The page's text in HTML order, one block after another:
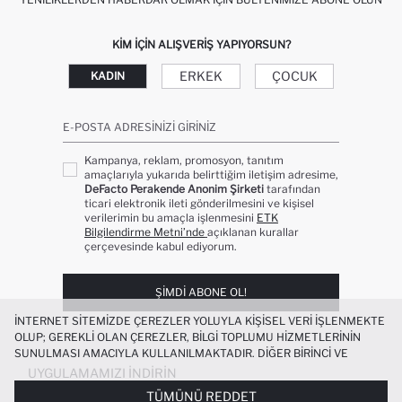
KIM IÇIN ALIŞVERIŞ YAPIYORSUN?
KADIN ERKEK ÇOCUK
E-POSTA ADRESINIZI GIRINIZ
Kampanya, reklam, promosyon, tanıtım
amaçlarıyla yukarıda belirttiğim iletişim adresime,
DeFacto Perakende Anonim Şirketi tarafından
ticari elektronik ileti gönderilmesini ve kişisel
verilerimin bu amaçla işlenmesini ETK
Bilgilendirme Metni’nde açıklanan kurallar
çerçevesinde kabul ediyorum.
ŞIMDI ABONE OL!
UYGULAMAMIZI İNDIRIN
İNTERNET SITEMIZDE ÇEREZLER YOLUYLA KIŞISEL VERI IŞLENMEKTE
OLUP; GEREKLI OLAN ÇEREZLER, BILGI TOPLUMU HIZMETLERININ
SUNULMASI AMACIYLA KULLANILMAKTADIR. DIĞER BIRINCI VE
ÜÇÜNCÜ TARAF ÇEREZLER ISE SIZE DAHA IYI BIR ALIŞVERIŞ
DENEYIMI SUNULABILMESI, SITEMIZIN DAHA IŞLEVSEL KILINMASI VE
TÜMÜNÜ REDDET